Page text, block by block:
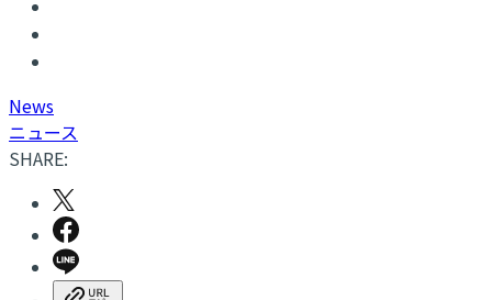
News
ニュース
SHARE: